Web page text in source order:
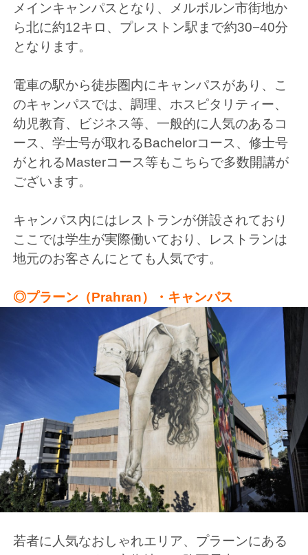
メインキャンパスとなり、メルボルン市街地か
ら北に約12キロ、プレストン駅まで約30−40分
となります。
電車の駅から徒歩圏内にキャンパスがあり、こ
のキャンパスでは、調理、ホスピタリティー、
幼児教育、ビジネス等、一般的に人気のあるコ
ース、学士号が取れるBachelorコース、修士号
がとれるMasterコース等もこちらで多数開講が
ございます。
キャンパス内にはレストランが併設されており
ここでは学生が実際働いており、レストランは
地元のお客さんにとても人気です。
◎プラーン（Prahran）・キャンパス
若者に人気なおしゃれエリア、プラーンにある